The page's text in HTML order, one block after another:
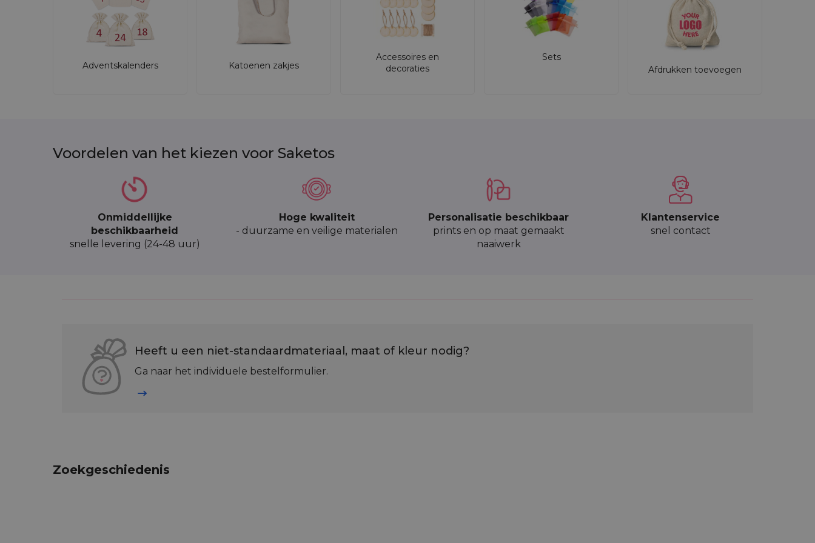
Adventskalenders Katoenen zakjes
Accessoires en
decoraties
Sets
Afdrukken toevoegen
Voordelen van het kiezen voor Saketos
Onmiddellijke
beschikbaarheid
snelle levering (24-48 uur)
Hoge kwaliteit
- duurzame en veilige materialen
Personalisatie beschikbaar
prints en op maat gemaakt
naaiwerk
Klantenservice
snel contact
Heeft u een niet-standaardmateriaal, maat of kleur nodig?
Ga naar het individuele bestelformulier.
Zoekgeschiedenis